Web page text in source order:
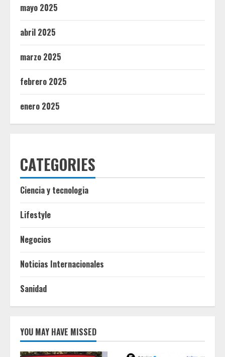
mayo 2025
abril 2025
marzo 2025
febrero 2025
enero 2025
CATEGORIES
Ciencia y tecnologia
Lifestyle
Negocios
Noticias Internacionales
Sanidad
YOU MAY HAVE MISSED